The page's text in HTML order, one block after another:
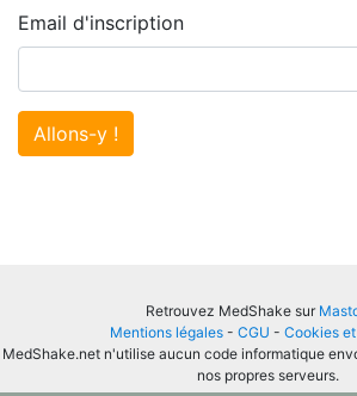
Email d'inscription
Allons-y !
Retrouvez MedShake sur
Mentions légales - CGU - Cookies
MedShake.net n'utilise aucun code informatique
nos propres serveurs.